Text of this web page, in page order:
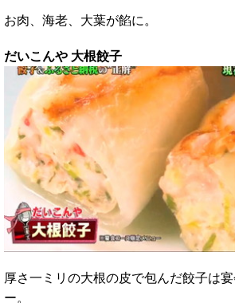
お肉、海老、大葉が餡に。
だいこんや 大根餃子
厚さ一ミリの大根の皮で包んだ餃子は
ー。